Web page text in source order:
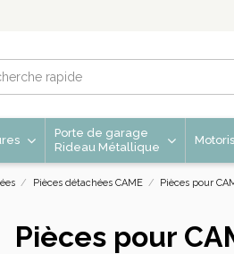
Porte de garage
Rideau Métallique
Pièces détachées CAME Pièces pour
Pièces pour